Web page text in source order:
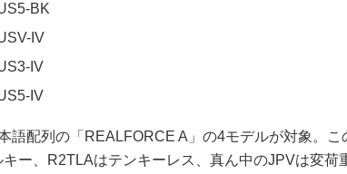
BK
IV
IV
IV
語配列の「REALFORCE A」の4モデルが対象。こ
キー、R2TLAはテンキーレス、真ん中のJPVは変荷